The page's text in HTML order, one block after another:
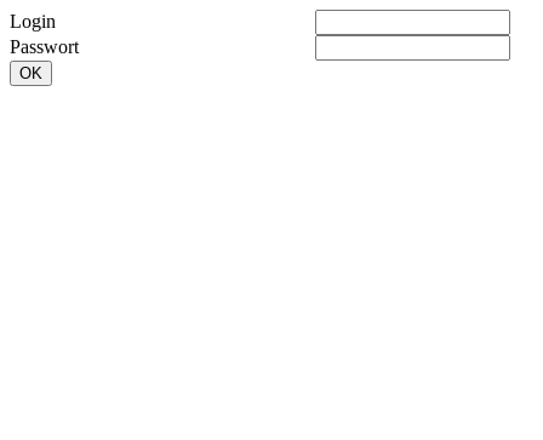
Login
Passwort